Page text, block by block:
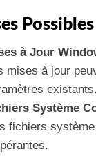
Possibles
à Jour
mises à jour
existants.
Système
fichiers